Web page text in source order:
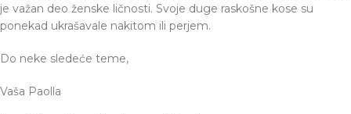
je važan deo ženske ličnosti. Svoje duge raskošne kose su
ponekad ukrašavale nakitom ili perjem.
Do neke sledeće teme,
Vaša Paolla